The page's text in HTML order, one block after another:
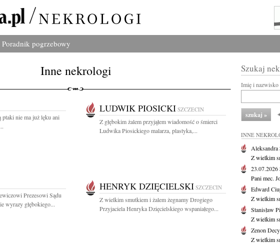
Poradnik pogrzebowy
Inne nekrologi
ptaki nie ma już lęku ani
LUDWIK PIOSICKI SZCZECIN
Z głębokim żalem przyjąłem wiadomość o śmierci
Ludwika Piosickiego malarza, plastyka,...
Prezesowi Sądu
wyrazy głębokiego...
HENRYK DZIĘCIELSKI SZCZECIN
Z wielkim smutkiem i żalem żegnamy Drogiego
Przyjaciela Henryka Dzięcielskiego wspaniałego...
Szukaj
Imię i nazwisko
INNE
Aleksandra
Z wielkim
23.07.2026
Pani mec.
Edward
Z wielkim
Stanisław
Z wielkim
Zenon
Z wielkim